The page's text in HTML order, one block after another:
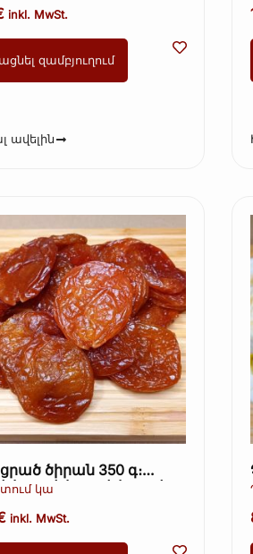
inkl. MwSt.
զամբյուղում
ավելին
ծիրան 350 գ։
(Kopie) (Kopie) (Kopie)
կա
inkl. MwSt.